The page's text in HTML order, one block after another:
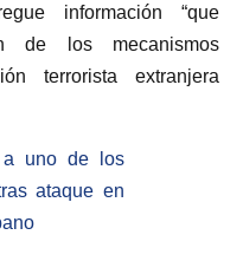
información “que
de los mecanismos
terrorista extranjera
a uno de los
ataque en